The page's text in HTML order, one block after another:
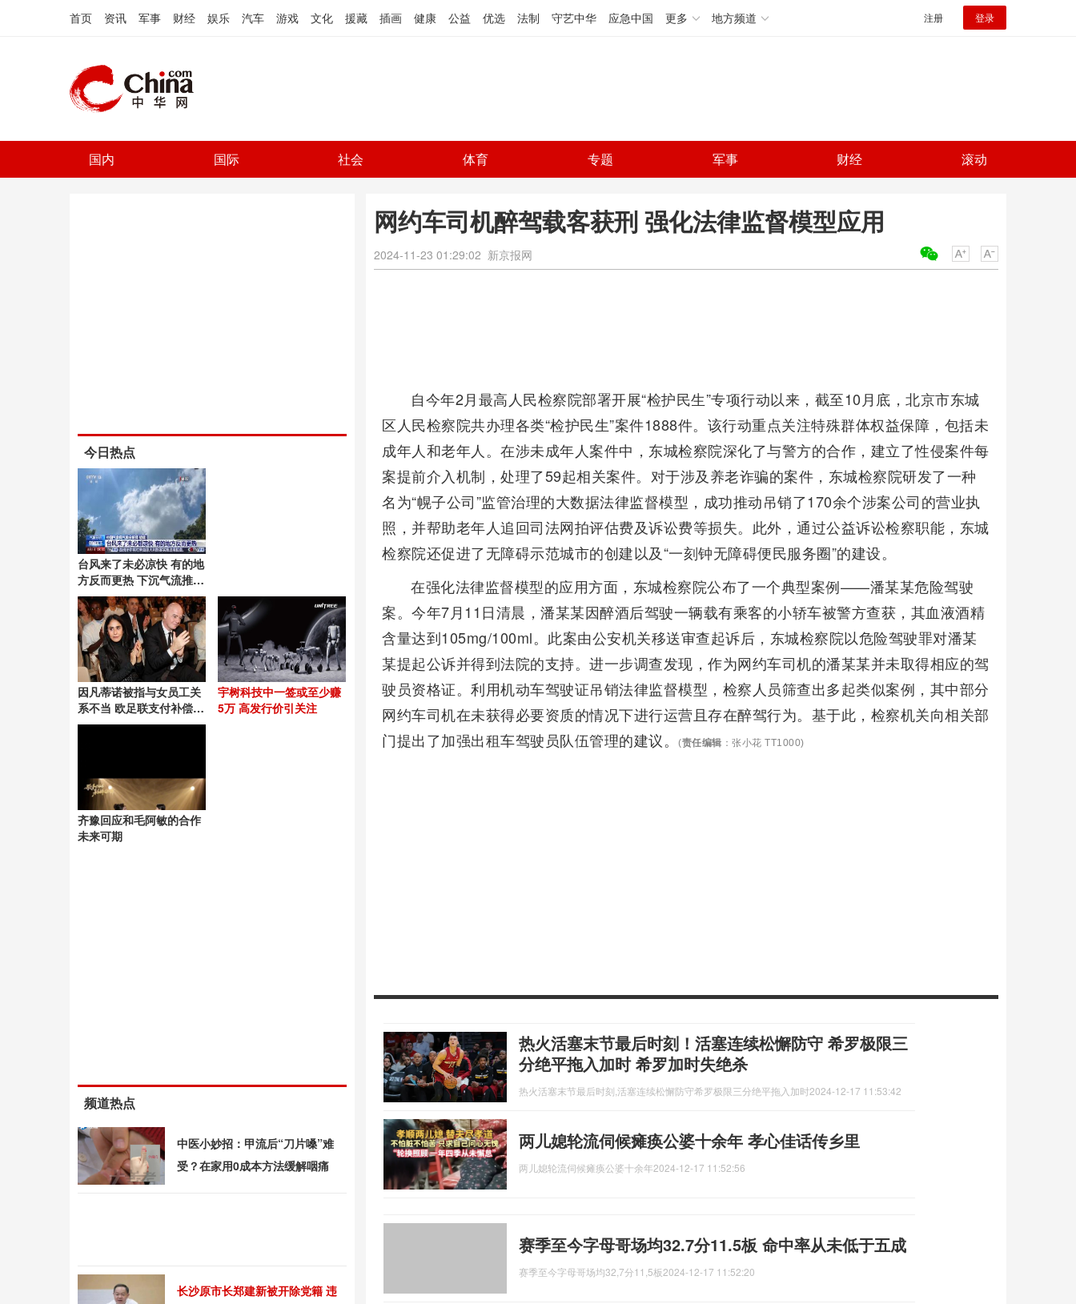
首页 资讯 军事 财经 娱乐 汽车 游戏 文化 援藏 插画 健康 公益 优选 法制 守艺中华 应急中国 更多 地方频道 注册 登录
国内 国际 社会 体育 专题 军事 财经 滚动
网约车司机醉驾载客获刑 强化法律监督模型应用
2024-11-23 01:29:02 新京报网
自今年2月最高人民检察院部署开展“检护民生”专项行动以来，截至10月底，北京市东城
区人民检察院共办理各类“检护民生”案件1888件。该行动重点关注特殊群体权益保障，包括未
成年人和老年人。在涉未成年人案件中，东城检察院深化了与警方的合作，建立了性侵案件每
案提前介入机制，处理了59起相关案件。对于涉及养老诈骗的案件，东城检察院研发了一种
名为“幌子公司”监管治理的大数据法律监督模型，成功推动吊销了170余个涉案公司的营业执
照，并帮助老年人追回司法网拍评估费及诉讼费等损失。此外，通过公益诉讼检察职能，东城
检察院还促进了无障碍示范城市的创建以及“一刻钟无障碍便民服务圈”的建设。
在强化法律监督模型的应用方面，东城检察院公布了一个典型案例——潘某某危险驾驶
案。今年7月11日清晨，潘某某因醉酒后驾驶一辆载有乘客的小轿车被警方查获，其血液酒精
含量达到105mg/100ml。此案由公安机关移送审查起诉后，东城检察院以危险驾驶罪对潘某
某提起公诉并得到法院的支持。进一步调查发现，作为网约车司机的潘某某并未取得相应的驾
驶员资格证。利用机动车驾驶证吊销法律监督模型，检察人员筛查出多起类似案例，其中部分
网约车司机在未获得必要资质的情况下进行运营且存在醉驾行为。基于此，检察机关向相关部
门提出了加强出租车驾驶员队伍管理的建议。
(责任编辑 ：张小花 TT1000)
热火活塞末节最后时刻！活塞连续松懈防守 希罗极限三
分绝平拖入加时 希罗加时失绝杀
热火活塞末节最后时刻,活塞连续松懈防守希罗极限三分绝平拖入加时2024-12-17 11:53:42
两儿媳轮流伺候瘫痪公婆十余年 孝心佳话传乡里
两儿媳轮流伺候瘫痪公婆十余年2024-12-17 11:52:56
赛季至今字母哥场均32.7分11.5板 命中率从未低于五成
赛季至今字母哥场均32,7分11,5板2024-12-17 11:52:20
今日热点
台风来了未必凉快 有的地
方反而更热 下沉气流推高
温
因凡蒂诺被指与女员工关
系不当 欧足联支付补偿金
引发争议
宇树科技中一签或至少赚
5万 高发行价引关注
齐豫回应和毛阿敏的合作
未来可期
频道热点
中医小妙招：甲流后“刀片嗓”难
受？在家用0成本方法缓解咽痛
长沙原市长郑建新被开除党籍 违